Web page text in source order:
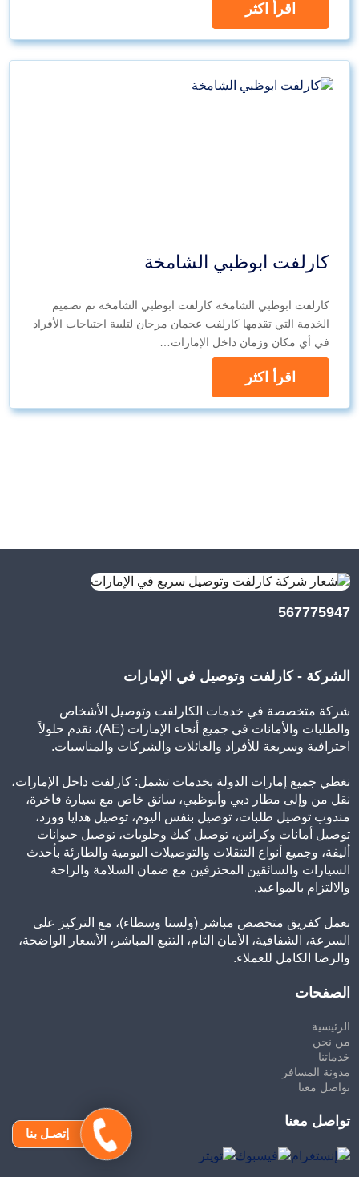
اقرأ اكثر
كارلفت ابوظبي الشامخة
كارلفت ابوظبي الشامخة كارلفت ابوظبي الشامخة تم تصميم
الخدمة التي تقدمها كارلفت عجمان مرجان لتلبية احتياجات الأفراد
في أي مكان وزمان داخل الإمارات…
اقرأ اكثر
567775947
الشركة - كارلفت وتوصيل في الإمارات
شركة متخصصة في خدمات الكارلفت وتوصيل الأشخاص
والطلبات والأمانات في جميع أنحاء الإمارات (AE)، نقدم حلولاً
احترافية وسريعة للأفراد والعائلات والشركات والمناسبات.
نغطي جميع إمارات الدولة بخدمات تشمل: كارلفت داخل الإمارات،
نقل من وإلى مطار دبي وأبوظبي، سائق خاص مع سيارة فاخرة،
مندوب توصيل طلبات، توصيل بنفس اليوم، توصيل هدايا وورد،
توصيل أمانات وكراتين، توصيل كيك وحلويات، توصيل حيوانات
أليفة، وجميع أنواع التنقلات والتوصيلات اليومية والطارئة بأحدث
السيارات والسائقين المحترفين مع ضمان السلامة والراحة
والالتزام بالمواعيد.
نعمل كفريق متخصص مباشر (ولسنا وسطاء)، مع التركيز على
السرعة، الشفافية، الأمان التام، التتبع المباشر، الأسعار الواضحة،
والرضا الكامل للعملاء.
الصفحات
الرئيسية
من نحن
خدماتنا
مدونة المسافر
تواصل معنا
تواصل معنا
إتصـل بنا